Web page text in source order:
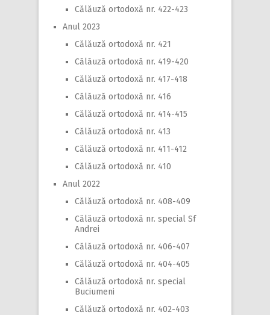
Călăuză ortodoxă nr. 422-423
Anul 2023
Călăuză ortodoxă nr. 421
Călăuză ortodoxă nr. 419-420
Călăuză ortodoxă nr. 417-418
Călăuză ortodoxă nr. 416
Călăuză ortodoxă nr. 414-415
Călăuză ortodoxă nr. 413
Călăuză ortodoxă nr. 411-412
Călăuză ortodoxă nr. 410
Anul 2022
Călăuză ortodoxă nr. 408-409
Călăuză ortodoxă nr. special Sf
Andrei
Călăuză ortodoxă nr. 406-407
Călăuză ortodoxă nr. 404-405
Călăuză ortodoxă nr. special
Buciumeni
Călăuză ortodoxă nr. 402-403